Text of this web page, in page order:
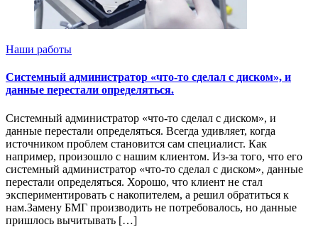
Наши работы
Системный администратор «что-то сделал с диском», и
данные перестали определяться.
Системный администратор «что-то сделал с диском», и
данные перестали определяться. Всегда удивляет, когда
источником проблем становится сам специалист. Как
например, произошло с нашим клиентом. Из-за того, что его
системный администратор «что-то сделал с диском», данные
перестали определяться. Хорошо, что клиент не стал
экспериментировать с накопителем, а решил обратиться к
нам.Замену БМГ производить не потребовалось, но данные
пришлось вычитывать […]